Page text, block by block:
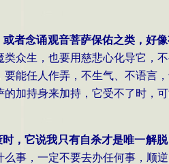
者念诵观音菩萨保佑之类，好像
众生，也要用慈悲心化导它，
能任人作弄，不生气、不语言
加持身来加持，它受不了时，
，它说我只有自杀才是唯一解
事，一定不要去办任何事，顺